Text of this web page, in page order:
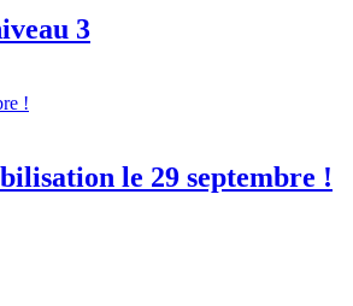
3
le 29 septembre !